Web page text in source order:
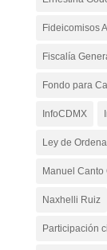
Fideicomisos
Fiscalía
Fondo para
InfoCDMX
Ley de
Manuel Canto
Naxhelli Ruiz
Participación